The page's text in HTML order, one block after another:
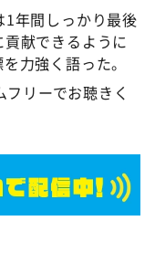
年間しっかり最後
献できるように
力強く語った。
リーでお聴きく